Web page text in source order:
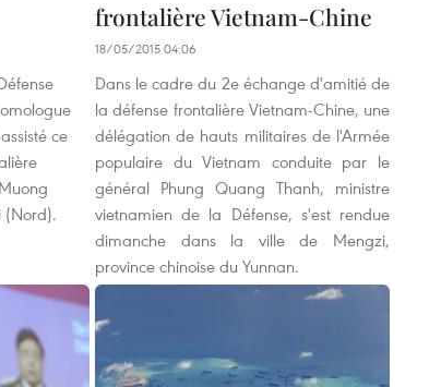
ce
(Nord).
frontalière Vietnam-Chine
18/05/2015 04:06
Dans le cadre du 2e échange d'amitié de
la défense frontalière Vietnam-Chine, une
délégation de hauts militaires de l'Armée
populaire du Vietnam conduite par le
général Phung Quang Thanh, ministre
vietnamien de la Défense, s'est rendue
dimanche dans la ville de Mengzi,
province chinoise du Yunnan.